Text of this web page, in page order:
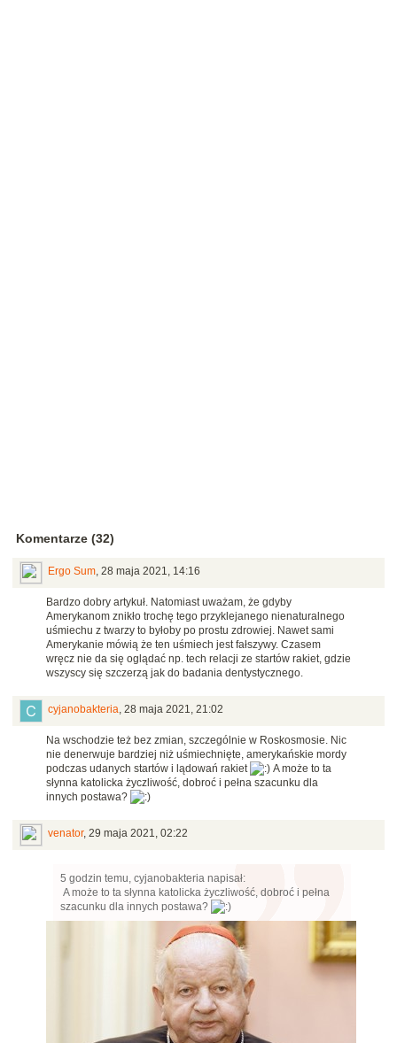
Komentarze (32)
Ergo Sum, 28 maja 2021, 14:16
Bardzo dobry artykuł. Natomiast uważam, że gdyby
Amerykanom znikło trochę tego przyklejanego nienaturalnego
uśmiechu z twarzy to byłoby po prostu zdrowiej. Nawet sami
Amerykanie mówią że ten uśmiech jest fałszywy. Czasem
wręcz nie da się oglądać np. tech relacji ze startów rakiet, gdzie
wszyscy się szczerzą jak do badania dentystycznego.
cyjanobakteria, 28 maja 2021, 21:02
Na wschodzie też bez zmian, szczególnie w Roskosmosie. Nic
nie denerwuje bardziej niż uśmiechnięte, amerykańskie mordy
podczas udanych startów i lądowań rakiet
A może to ta
słynna katolicka życzliwość, dobroć i pełna szacunku dla
innych postawa?
venator, 29 maja 2021, 02:22
5 godzin temu, cyjanobakteria napisał:
A może to ta słynna katolicka życzliwość, dobroć i pełna
szacunku dla innych postawa?